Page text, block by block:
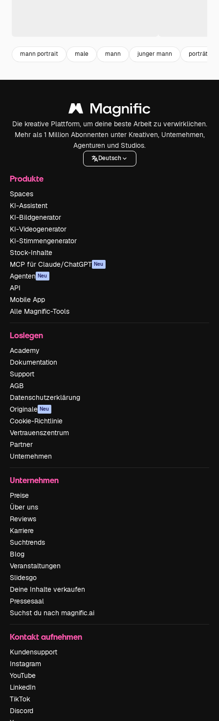
mann portrait male mann junger mann porträt
Die kreative Plattform, um deine beste Arbeit zu verwirklichen.
Mehr als 1 Million Abonnenten unter Kreativen, Unternehmen,
Agenturen und Studios.
Deutsch
Produkte
Spaces
KI-Assistent
KI-Bildgenerator
KI-Videogenerator
KI-Stimmengenerator
Stock-Inhalte
MCP für Claude/ChatGPT Neu
Agenten Neu
API
Mobile App
Alle Magnific-Tools
Loslegen
Academy
Dokumentation
Support
AGB
Datenschutzerklärung
Originale Neu
Cookie-Richtlinie
Vertrauenszentrum
Partner
Unternehmen
Unternehmen
Preise
Über uns
Reviews
Karriere
Suchtrends
Blog
Veranstaltungen
Slidesgo
Deine Inhalte verkaufen
Pressesaal
Suchst du nach magnific.ai
Kontakt aufnehmen
Kundensupport
Instagram
YouTube
LinkedIn
TikTok
Discord